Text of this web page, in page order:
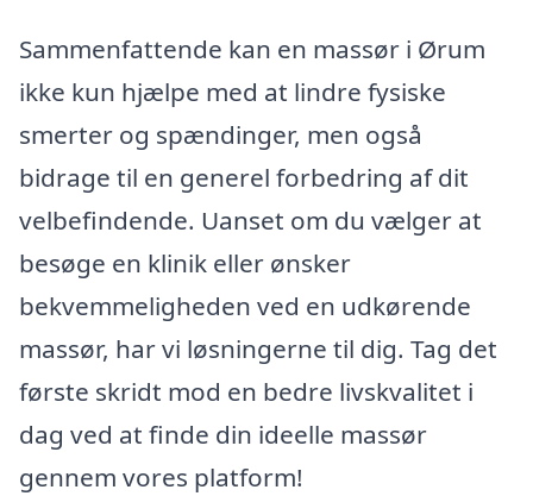
Sammenfattende kan en massør i Ørum
ikke kun hjælpe med at lindre fysiske
smerter og spændinger, men også
bidrage til en generel forbedring af dit
velbefindende. Uanset om du vælger at
besøge en klinik eller ønsker
bekvemmeligheden ved en udkørende
massør, har vi løsningerne til dig. Tag det
første skridt mod en bedre livskvalitet i
dag ved at finde din ideelle massør
gennem vores platform!